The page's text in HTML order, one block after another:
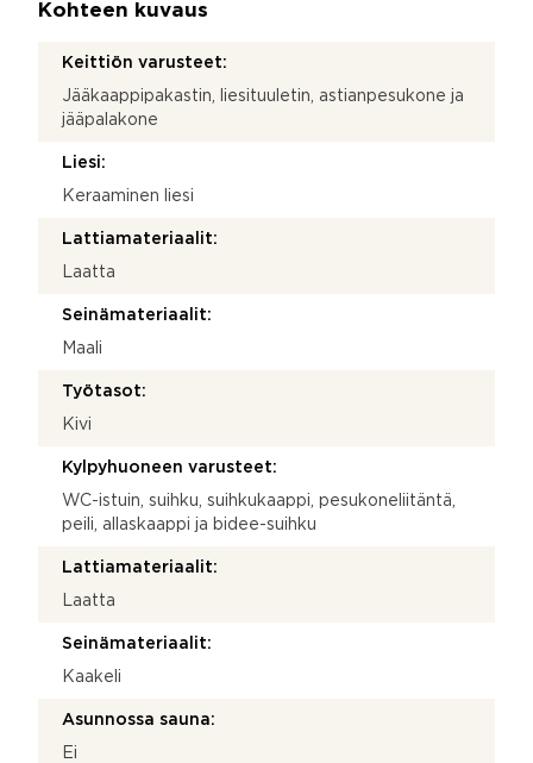
Kohteen kuvaus
Keittiön varusteet:
Jääkaappipakastin, liesituuletin, astianpesukone ja
jääpalakone
Liesi:
Keraaminen liesi
Lattiamateriaalit:
Laatta
Seinämateriaalit:
Maali
Työtasot:
Kivi
Kylpyhuoneen varusteet:
WC-istuin, suihku, suihkukaappi, pesukoneliitäntä,
peili, allaskaappi ja bidee-suihku
Lattiamateriaalit:
Laatta
Seinämateriaalit:
Kaakeli
Asunnossa sauna:
Ei